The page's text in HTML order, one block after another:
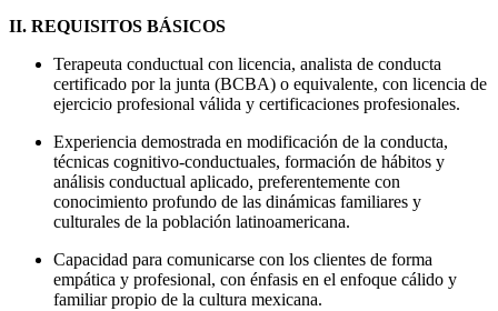
II. REQUISITOS BÁSICOS
Terapeuta conductual con licencia, analista de conducta
certificado por la junta (BCBA) o equivalente, con licencia de
ejercicio profesional válida y certificaciones profesionales.
Experiencia demostrada en modificación de la conducta,
técnicas cognitivo-conductuales, formación de hábitos y
análisis conductual aplicado, preferentemente con
conocimiento profundo de las dinámicas familiares y
culturales de la población latinoamericana.
Capacidad para comunicarse con los clientes de forma
empática y profesional, con énfasis en el enfoque cálido y
familiar propio de la cultura mexicana.